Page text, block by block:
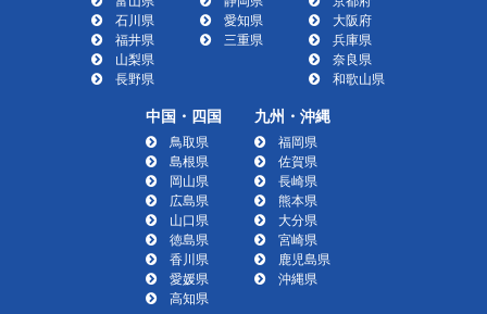
石川県
福井県
山梨県
長野県
愛知県
三重県
大阪府
兵庫県
奈良県
和歌山県
中国・四国
鳥取県
島根県
岡山県
広島県
山口県
徳島県
香川県
愛媛県
高知県
九州・沖縄
福岡県
佐賀県
長崎県
熊本県
大分県
宮崎県
鹿児島県
沖縄県